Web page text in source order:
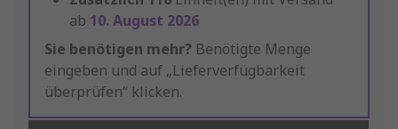
ab 10. August 2026
Sie benötigen mehr? Benötigte Menge
eingeben und auf „Lieferverfügbarkeit
überprüfen“ klicken.